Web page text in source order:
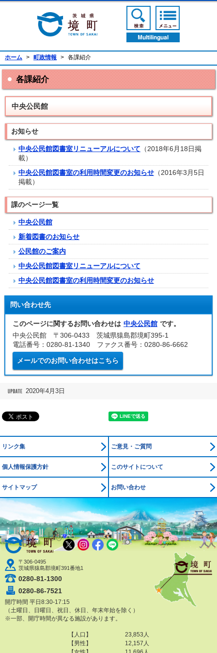
境町公式ホームページ検索ボタン
ホーム > 町政情報 > 各課紹介
各課紹介
中央公民館
お知らせ
中央公民館図書室リニューアルについて （2018年6月18日掲
載）
中央公民館図書室の利用時間変更のお知らせ（2016年3月5日
掲載）
課のページ一覧
中央公民館
新着図書のお知らせ
公民館のご案内
中央公民館図書室リニューアルについて
中央公民館図書室の利用時間変更のお知らせ
問い合わせ先
このページに関するお問い合わせは 中央公民館 です。
中央公民館 〒306-0433 茨城県猿島郡境町395-1
電話番号：0280-81-1340 ファクス番号：0280-86-6662
メールでのお問い合わせはこちら
2020年4月3日
リンク集 ご意見・ご質問
個人情報保護方針 このサイトについて
サイトマップ お問い合わせ
境町公式ホームページ
〒306-0495
茨城県猿島郡境町391番地1
0280-81-1300
0280-86-7521
開庁時間 平日8:30-17:15
（土曜日、日曜日、祝日、休日、年末年始を除く）
※一部、開庁時間が異なる施設があります。
X Instagram
Facebook
LINE